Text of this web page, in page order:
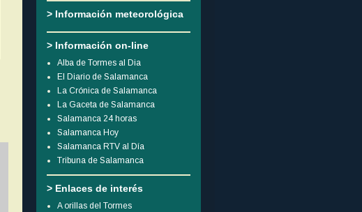
> Información meteorológica
> Información on-line
Alba de Tormes al Dia
El Diario de Salamanca
La Crónica de Salamanca
La Gaceta de Salamanca
Salamanca 24 horas
Salamanca Hoy
Salamanca RTV al Día
Tribuna de Salamanca
> Enlaces de interés
A orillas del Tormes